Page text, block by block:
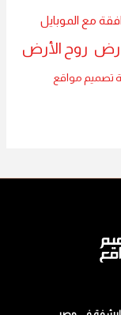
مع الموبايل
روح الأرض
تصميم مواقع